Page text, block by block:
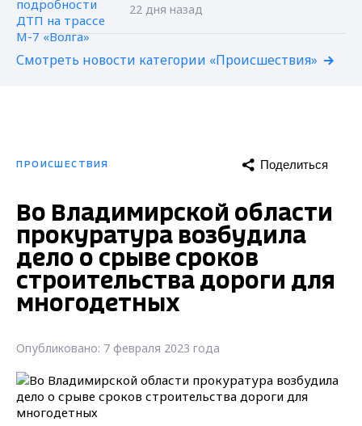
22 дня назад
Смотреть новости категории «Происшествия»
ПРОИСШЕСТВИЯ Поделиться
Во Владимирской области
прокуратура возбудила
дело о срыве сроков
строительства дороги для
многодетных
Опубликовано: 7 февраля 2023 года